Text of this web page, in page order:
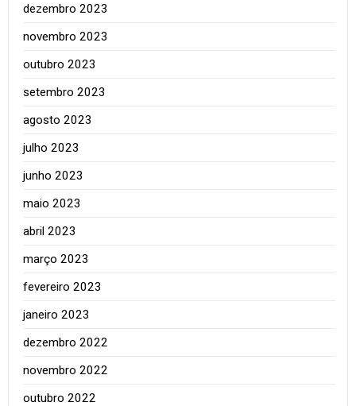
dezembro 2023
novembro 2023
outubro 2023
setembro 2023
agosto 2023
julho 2023
junho 2023
maio 2023
abril 2023
março 2023
fevereiro 2023
janeiro 2023
dezembro 2022
novembro 2022
outubro 2022